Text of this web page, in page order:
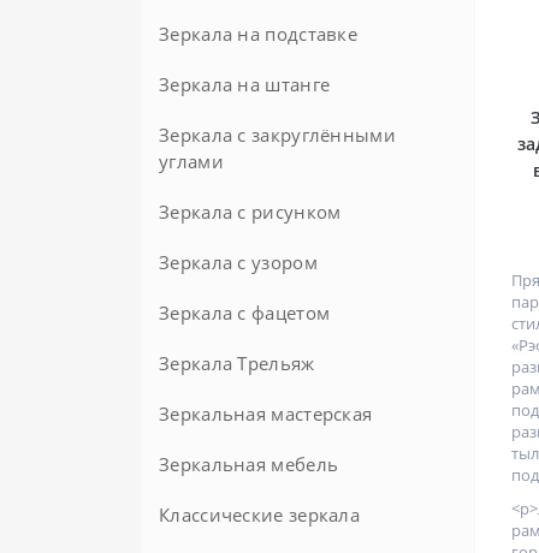
Напольные
Настольные
Зеркала на подставке
Зеркала на штанге
Зеркала с закруглёнными
углами
Зеркала с рисунком
Зеркала с узором
Зеркала с фацетом
Круглые с фацетом
Зеркала Трельяж
Зеркальная мастерская
Зеркала на заказ
Зеркальная мебель
Классические зеркала